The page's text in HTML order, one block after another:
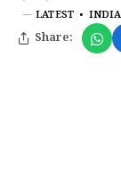
LATEST INDIA
Share: